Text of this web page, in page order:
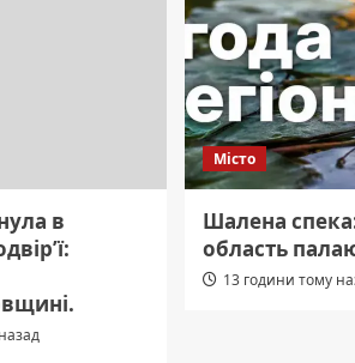
в
Місто
Шалена
область
13 години тому